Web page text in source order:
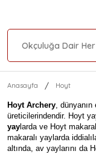
Anasayfa Hoyt
Hoyt Archery,
üreticilerindendir. Hoyt
yay larda ve Hoyt
makaralı yaylarda
altında, av yaylarını da